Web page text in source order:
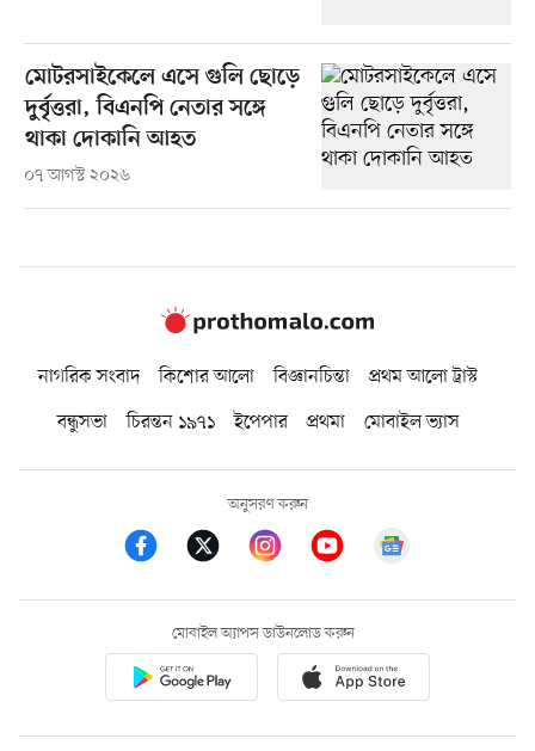
মোটরসাইকেলে এসে গুলি ছোড়ে
দুর্বৃত্তরা, বিএনপি নেতার সঙ্গে
থাকা দোকানি আহত
০৭ আগস্ট ২০২৬
নাগরিক সংবাদ কিশোর আলো বিজ্ঞানচিন্তা
প্রথম আলো ট্রাস্ট
বন্ধুসভা
চিরন্তন ১৯৭১ ইপেপার প্রথমা মোবাইল ভ্যাস
অনুসরণ করুন
মোবাইল অ্যাপস ডাউনলোড করুন